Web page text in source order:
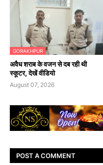
GORAKHPUR
अवैध शराब के वजन से दब रही थी
स्कूटर, देखें वीडियो
August 07, 2026
POST A COMMENT